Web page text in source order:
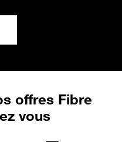
offres Fibre
vous